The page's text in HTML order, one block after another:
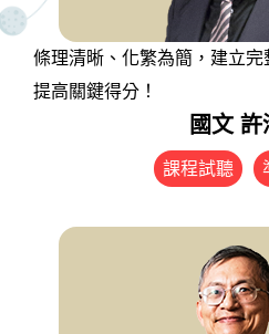
條理清晰、化繁為簡，建立完
提高關鍵得分！
國文 許
課程試聽